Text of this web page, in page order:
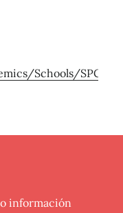
Schools/SPCS/
información